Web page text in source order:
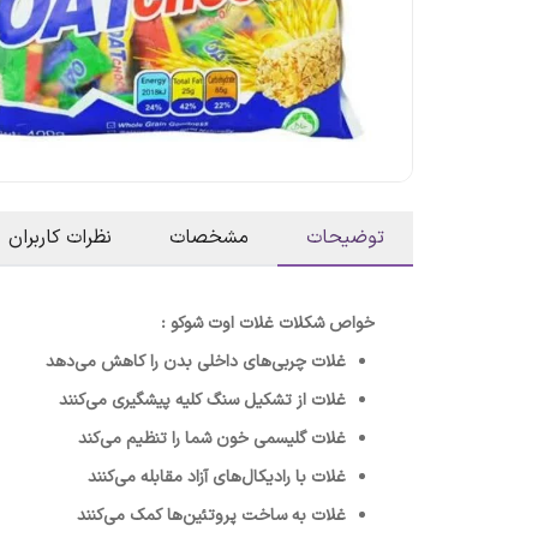
توضیحات مشخصات نظرات کاربران
خواص شکلات غلات اوت شوکو :
غلات چربی‌های داخلی بدن را کاهش می‌دهد
غلات از تشکیل سنگ کلیه پیشگیری می‌کنند
غلات گلیسمی خون شما را تنظیم می‌کند
غلات با رادیکال‌های آزاد مقابله می‌کنند
غلات به ساخت پروتئین‌ها کمک می‌کنند